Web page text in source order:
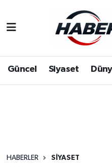
Güncel Siyaset
HABERLER SIYASET